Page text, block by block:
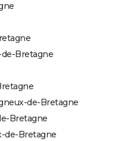
Bretagne
de-Bretagne
Bretagne
de-Bretagne